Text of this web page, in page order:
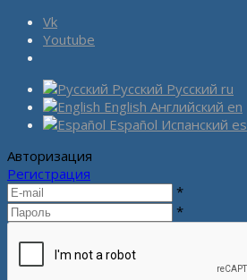
Vk
Youtube
Русский Русский ru
English Английский en
Español Испанский es
Авторизация
Регистрация
*
*